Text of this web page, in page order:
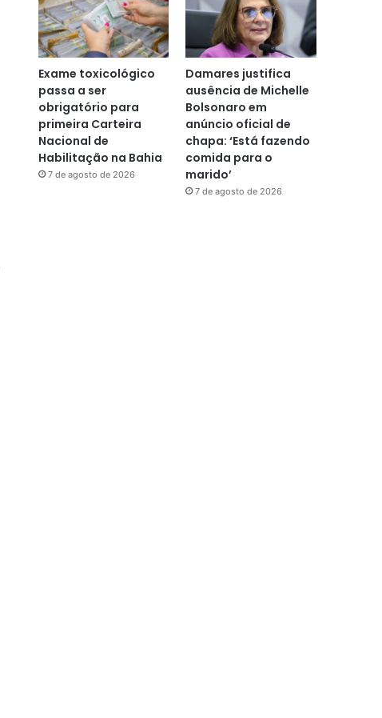
Exame toxicológico
passa a ser
obrigatório para
primeira Carteira
Nacional de
Habilitação na Bahia
7 de agosto de 2026
Damares justifica
ausência de Michelle
Bolsonaro em
anúncio oficial de
chapa: ‘Está fazendo
comida para o
marido’
7 de agosto de 2026